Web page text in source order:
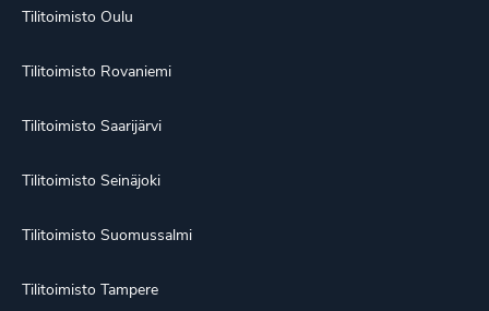
Tilitoimisto Oulu
Tilitoimisto Rovaniemi
Tilitoimisto Saarijärvi
Tilitoimisto Seinäjoki
Tilitoimisto Suomussalmi
Tilitoimisto Tampere